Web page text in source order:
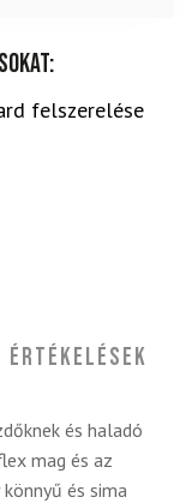
felszerelése
Értékelések
és haladó
mag és az
és sima